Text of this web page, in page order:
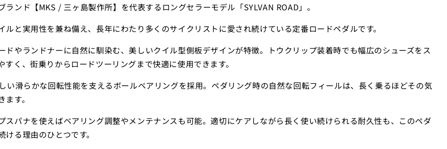
ランド【MKS / 三ヶ島製作所】を代表するロングセラーモデル「SYLVAN ROAD」。
ルと実用性を兼ね備え、長年にわたり多くのサイクリストに愛され続けている定番ロードペダルです。
ドやランドナーに自然に馴染む、美しいクイル型側板デザインが特徴。トウクリップ装着時でも幅広のシューズをス
すく、街乗りからロードツーリングまで快適に使用できます。
い滑らかな回転性能を支えるボールベアリングを採用。ペダリング時の自然な回転フィールは、長く乗るほどその気
す。
スパナを使えばベアリング調整やメンテナンスも可能。適切にケアしながら長く使い続けられる耐久性も、このペダ
る理由のひとつです。